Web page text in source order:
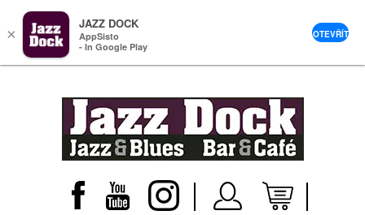
×
JAZZ DOCK
AppSisto
- In Google Play
OTEVŘÍT